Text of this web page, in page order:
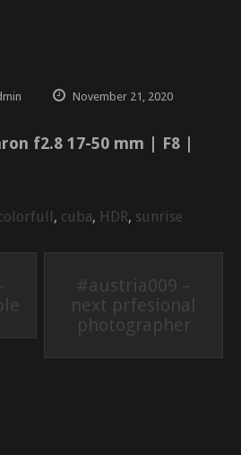
November 21, 2020
f2.8 17-50 mm | F8 |
, cuba, HDR, sunrise
#austria009 –
next prfesional
photographer